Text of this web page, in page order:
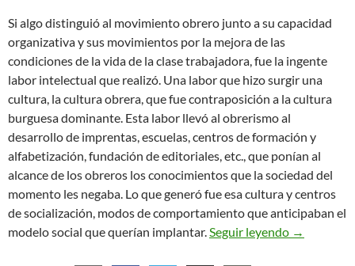
Si algo distinguió al movimiento obrero junto a su capacidad
organizativa y sus movimientos por la mejora de las
condiciones de la vida de la clase trabajadora, fue la ingente
labor intelectual que realizó. Una labor que hizo surgir una
cultura, la cultura obrera, que fue contraposición a la cultura
burguesa dominante. Esta labor llevó al obrerismo al
desarrollo de imprentas, escuelas, centros de formación y
alfabetización, fundación de editoriales, etc., que ponían al
alcance de los obreros los conocimientos que la sociedad del
momento les negaba. Lo que generó fue esa cultura y centros
de socialización, modos de comportamiento que anticipaban el
modelo social que querían implantar.Seguir leyendo La
→